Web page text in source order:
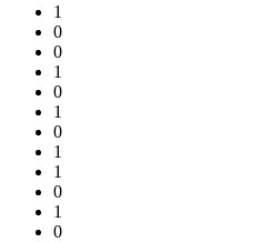
1
0
0
1
0
1
0
1
1
0
1
0